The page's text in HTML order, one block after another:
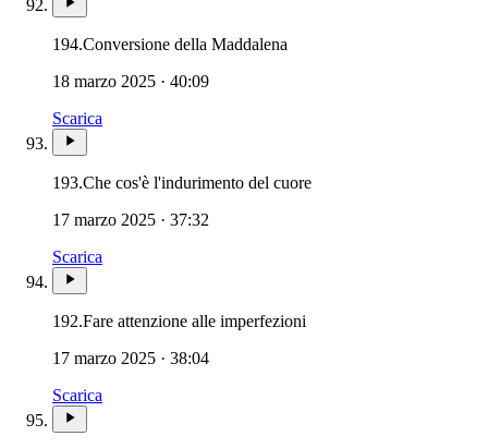
194.Conversione della Maddalena
18 marzo 2025 · 40:09
Scarica
193.Che cos'è l'indurimento del cuore
17 marzo 2025 · 37:32
Scarica
192.Fare attenzione alle imperfezioni
17 marzo 2025 · 38:04
Scarica